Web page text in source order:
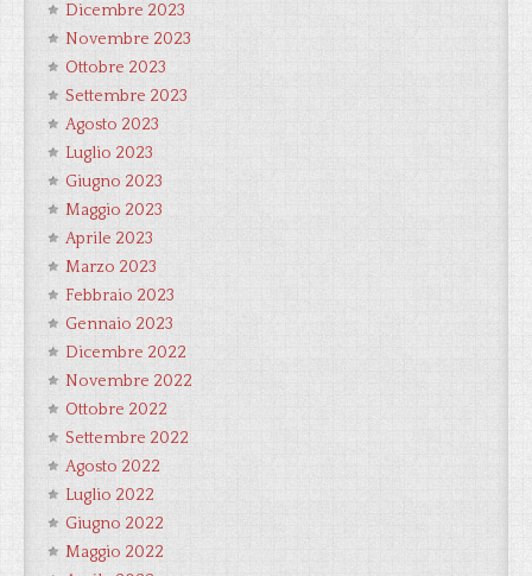
Dicembre 2023
Novembre 2023
Ottobre 2023
Settembre 2023
Agosto 2023
Luglio 2023
Giugno 2023
Maggio 2023
Aprile 2023
Marzo 2023
Febbraio 2023
Gennaio 2023
Dicembre 2022
Novembre 2022
Ottobre 2022
Settembre 2022
Agosto 2022
Luglio 2022
Giugno 2022
Maggio 2022